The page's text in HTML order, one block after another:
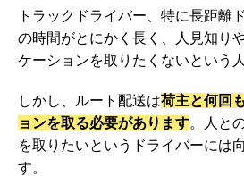
トラックドライバー、特に長距離
の時間がとにかく長く、人見知り
ケーションを取りたくないという
しかし、ルート配送は荷主と何回
ョンを取る必要があります。人と
を取りたいというドライバーには
す。